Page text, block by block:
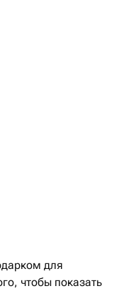
для
чтобы показать